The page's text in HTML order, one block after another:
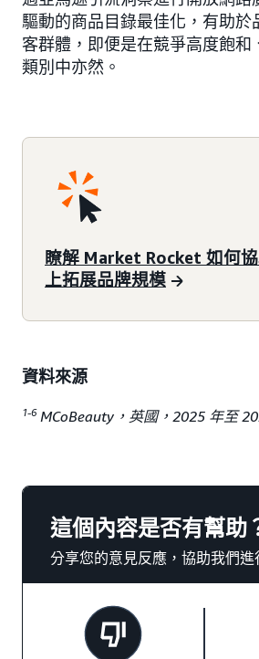
驅動的商品目錄最佳化，有助於
客群體，即便是在競爭高度飽和
類別中亦然。
瞭解 Market Rocket 如何
上拓展品牌規模
資料來源
1-6 MCoBeauty，英國，2025 年至
這個內容是否有幫助
分享您的意見反應，協助我們進